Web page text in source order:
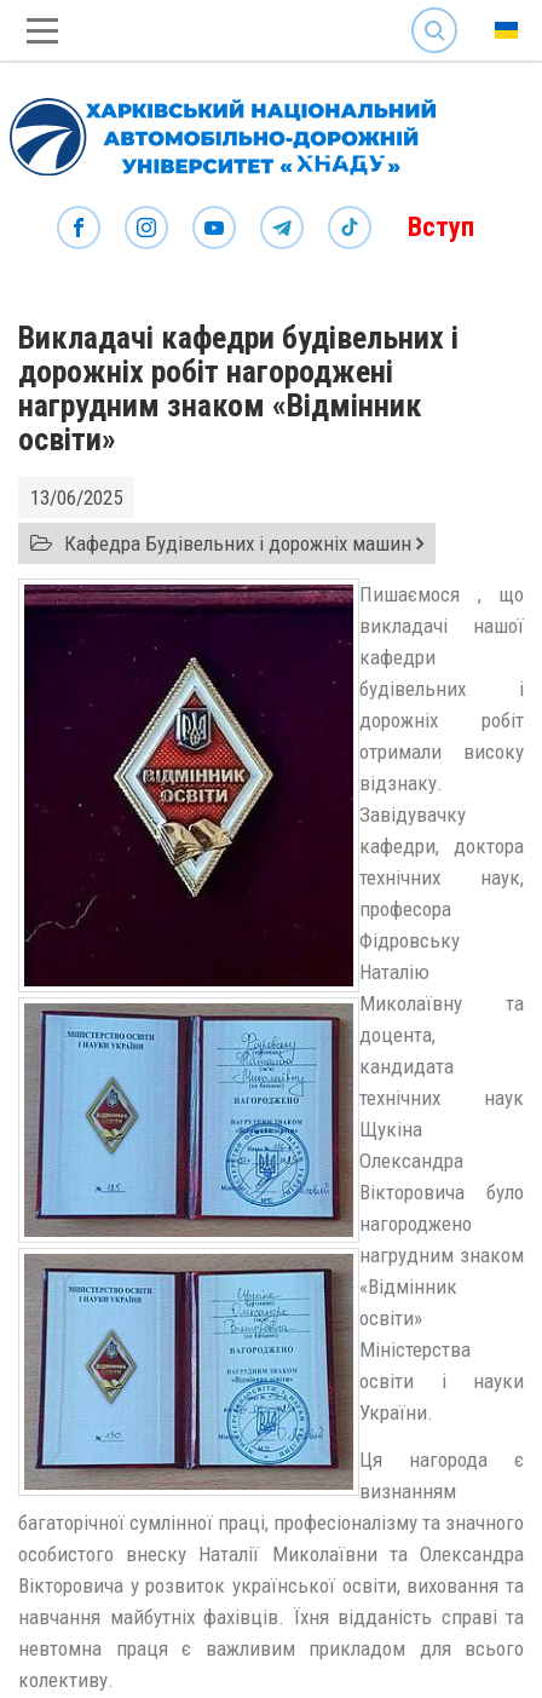
SEARCH
Вступ
Викладачі кафедри будівельних і
дорожніх робіт нагороджені
нагрудним знаком «Відмінник
освіти»
13/06/2025
Кафедра Будівельних і дорожніх машин
Пишаємося , що
викладачі нашої
кафедри
будівельних і
дорожніх робіт
отримали високу
відзнаку.
Завідувачку
кафедри, доктора
технічних наук,
професора
Фідровську
Наталію
Миколаївну та
доцента,
кандидата
технічних наук
Щукіна
Олександра
Вікторовича було
нагороджено
нагрудним знаком
«Відмінник
освіти»
Міністерства
освіти і науки
України.
Ця нагорода є
визнанням
багаторічної сумлінної праці, професіоналізму та значного
особистого внеску Наталії Миколаївни та Олександра
Вікторовича у розвиток української освіти, виховання та
навчання майбутніх фахівців. Їхня відданість справі та
невтомна праця є важливим прикладом для всього
колективу.